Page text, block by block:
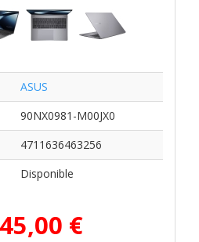
ASUS
90NX0981-M00JX0
4711636463256
Disponible
€